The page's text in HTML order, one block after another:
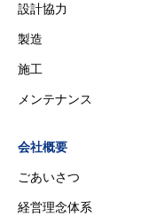
設計協力
製造
施工
メンテナンス
会社概要
ごあいさつ
経営理念体系